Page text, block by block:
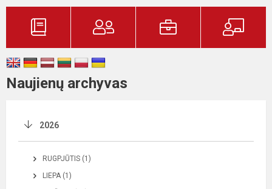
Naujienų archyvas
2026
RUGPJŪTIS (1)
LIEPA (1)